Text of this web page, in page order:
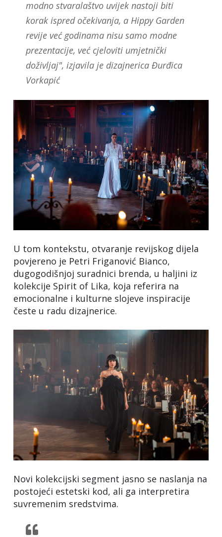
modno stvaralaštvo uvijek nastoji biti
korak ispred očekivanja, a Hippy Garden
revije već godinama nisu samo modne
prezentacije, već cjeloviti umjetnički
doživljaj", izjavila je dizajnerica Đurđica
Vorkapić
U tom kontekstu, otvaranje revijskog dijela
povjereno je Petri Friganović Bianco,
dugogodišnjoj suradnici brenda, u haljini iz
kolekcije Spirit of Lika, koja referira na
emocionalne i kulturne slojeve inspiracije
česte u radu dizajnerice.
Novi kolekcijski segment jasno se naslanja na
postojeći estetski kod, ali ga interpretira
suvremenim sredstvima.